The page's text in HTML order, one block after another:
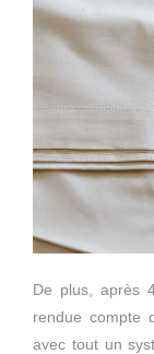
De plus, après
rendue compte
avec tout un